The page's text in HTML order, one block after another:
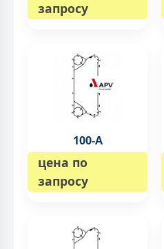
запросу
100-А
цена по
запросу